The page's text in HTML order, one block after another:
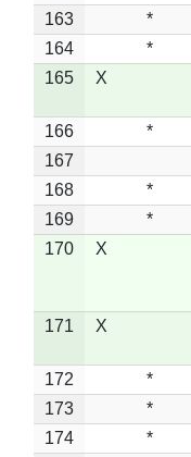
163
*
164
*
165
X
166 *
167
168
*
169
*
170
X
171 X
172 *
173
*
174
*